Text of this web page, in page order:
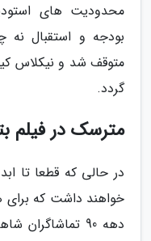
محدودیت های
بودجه و استقبال نه
متوقف شد و نیکلاس
گردد.
مترسک در فیلم
در حالی که قطعا تا
خواهند داشت که برای
دهه 90